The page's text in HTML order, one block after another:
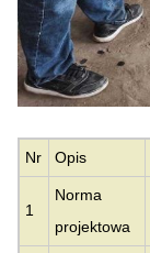
Nr Opis
1
Norma
projektowa